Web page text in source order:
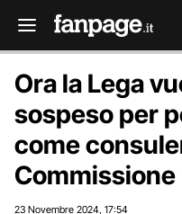
Ora la Lega
sospeso per
come
Commissione
23 Novembre 2024 17:54